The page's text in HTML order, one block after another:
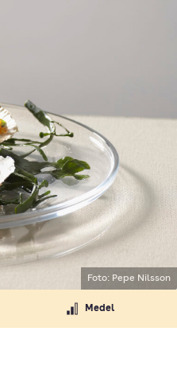
Medel
Foto: Pepe Nilsson